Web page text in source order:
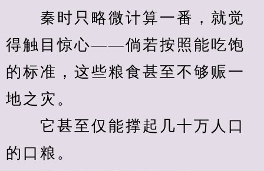
秦时只略微计算一番，就觉
得触目惊心——倘若按照能吃饱
的标准，这些粮食甚至不够赈一
地之灾。
它甚至仅能撑起几十万人口
的口粮。